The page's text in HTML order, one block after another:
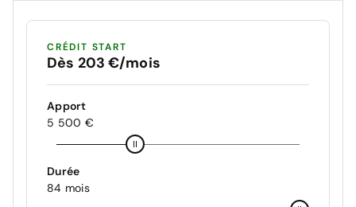
CRÉDIT START
Dès 203 €/mois
Apport
5 500 €
Durée
84 mois